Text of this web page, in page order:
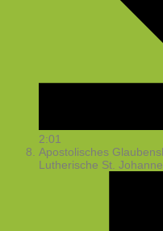
2:01
Apostolisches
Lutherische St.